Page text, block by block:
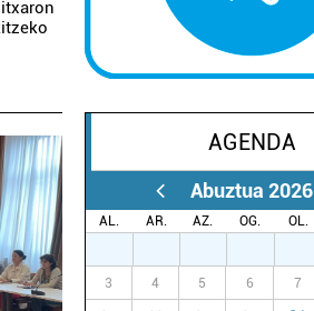
AGENDA
Abuztua 2026
AL. AR. AZ. OG. OL.
3 4 5 6 7